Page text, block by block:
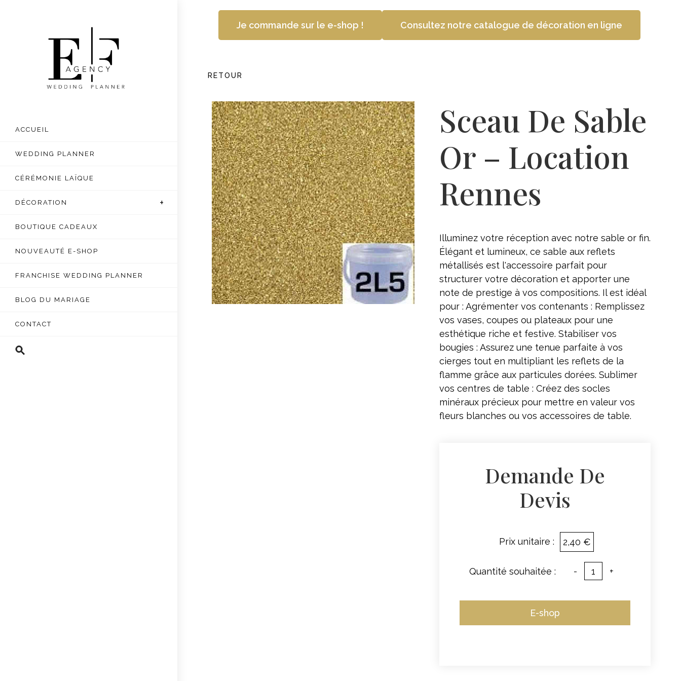
ACCUEIL
WEDDING PLANNER
CÉRÉMONIE LAÏQUE
DÉCORATION
BOUTIQUE CADEAUX
NOUVEAUTÉ E-SHOP
FRANCHISE WEDDING PLANNER
BLOG DU MARIAGE
CONTACT
Je commande sur le e-shop ! Consultez notre catalogue de décoration en ligne
RETOUR
Sceau De Sable
Or – Location
Rennes
Illuminez votre réception avec notre sable or fin.
Élégant et lumineux, ce sable aux reflets
métallisés est l'accessoire parfait pour
structurer votre décoration et apporter une
note de prestige à vos compositions. Il est idéal
pour : Agrémenter vos contenants : Remplissez
vos vases, coupes ou plateaux pour une
esthétique riche et festive. Stabiliser vos
bougies : Assurez une tenue parfaite à vos
cierges tout en multipliant les reflets de la
flamme grâce aux particules dorées. Sublimer
vos centres de table : Créez des socles
minéraux précieux pour mettre en valeur vos
fleurs blanches ou vos accessoires de table.
Demande De
Devis
Prix unitaire : 2,40 €
Quantité souhaitée : - +
E-shop